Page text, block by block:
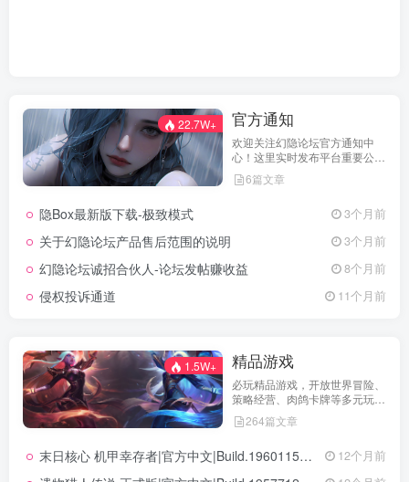
22.7W+ 官方通知
欢迎关注幻隐论坛官方通知中
心！这里实时发布平台重要公
告、活动规则、功能更新、安全
提醒及用户权益说明，确保每位
们坚持公开透明，通过权威通知
坛获得更优质、安全的使用体
息！
6篇文章
隐Box最新版下载-极致模式 3个月前
关于幻隐论坛产品售后范围的说明 3个月前
幻隐论坛诚招合伙人-论坛发帖赚收益 8个月前
侵权投诉通道 11个月前
1.5W+ 精品游戏
必玩精品游戏，开放世界冒险、
策略经营、肉鸽卡牌等多元玩
法，满足不同玩家的喜好 。
264篇文章
末日核心 机甲幸存者|官方中文|Build.19601158|解压即撸| 12个月前